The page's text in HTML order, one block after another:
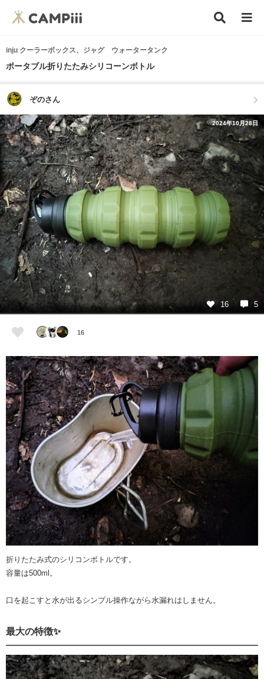
inju クーラーボックス、ジャグ ウォータータンク
ポータブル折りたたみシリコーンボトル
ぞのさん
2024年10月28日
16 5
16
折りたたみ式のシリコンボトルです。
容量は500ml。
口を起こすと水が出るシンプル操作ながら水漏れはしません。
最大の特徴✨